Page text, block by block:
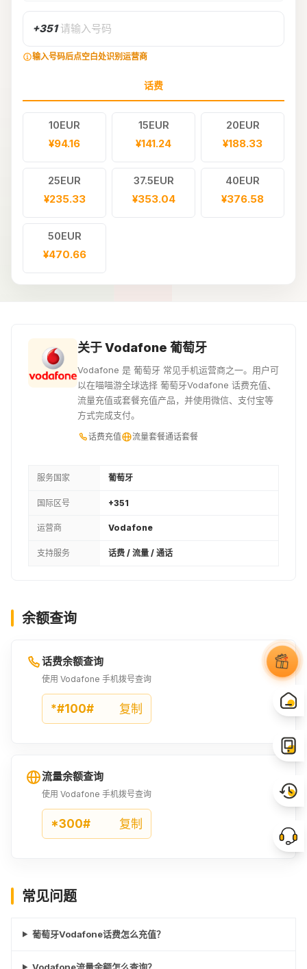
+351 请输入号码
输入号码后点空白处识别运营商
话费
10EUR
¥94.16
15EUR
¥141.24
20EUR
¥188.33
25EUR
¥235.33
37.5EUR
¥353.04
40EUR
¥376.58
50EUR
¥470.66
关于 Vodafone 葡萄牙
Vodafone 是 葡萄牙 常见手机运营商之一。用户可
以在喵喵游全球选择 葡萄牙Vodafone 话费充值、
流量充值或套餐充值产品，并使用微信、支付宝等
方式完成支付。
话费充值 流量套餐通话套餐
服务国家 葡萄牙
国际区号 +351
运营商 Vodafone
支持服务 话费 / 流量 / 通话
余额查询
话费余额查询
使用 Vodafone 手机拨号查询
*#100# 复制
流量余额查询
使用 Vodafone 手机拨号查询
*300# 复制
常见问题
葡萄牙Vodafone话费怎么充值？
Vodafone流量余额怎么查询？